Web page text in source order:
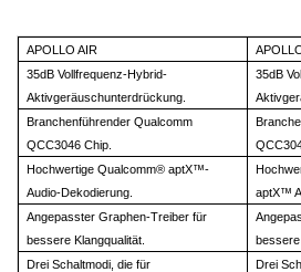
APOLLO AIR
35dB Vollfrequenz-Hybrid-
Aktivgeräuschunterdrückung.
35dB
Branchenführender Qualcomm
QCC3046 Chip.
Hochwertige Qualcomm® aptX™-
Audio-Dekodierung.
aptX™
Angepasster Graphen-Treiber für
bessere Klangqualität.
bessere
Drei Schaltmodi, die für
Drei